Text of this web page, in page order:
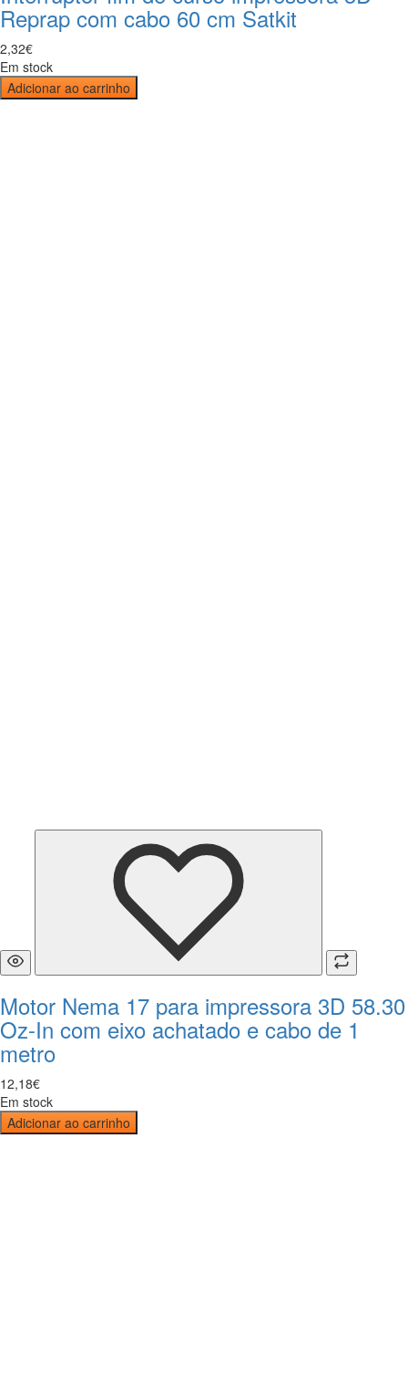
Reprap com cabo 60 cm Satkit
2,32€
Em stock
Adicionar ao carrinho
Motor Nema 17 para impressora 3D 58.30
Oz-In com eixo achatado e cabo de 1
metro
12,18€
Em stock
Adicionar ao carrinho